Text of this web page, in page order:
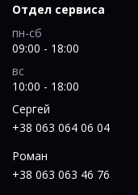
Отдел сервиса
пн-сб
09:00 - 18:00
вс
10:00 - 18:00
Сергей
+38 063 064 06 04
Роман
+38 063 063 46 76